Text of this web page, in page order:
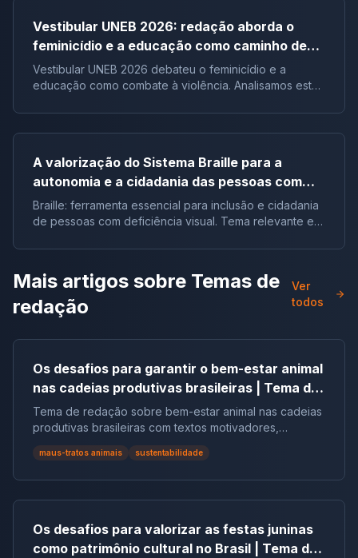
Vestibular UNEB 2026: redação aborda o
feminicídio e a educação como caminho de
combate à violência
Vestibular UNEB 2026 debateu o feminicídio e a
educação como combate à violência. Analisamos este
para futuras pautas sociais.
A valorização do Sistema Braille para a
autonomia e a cidadania das pessoas com
deficiência visual no Brasil |Tema de redação
Braille: ferramenta essencial para inclusão e cidadania
de pessoas com deficiência visual. Tema relevante em
Mais artigos sobre Temas de
redação
Ver
todos
Os desafios para garantir o bem-estar animal
nas cadeias produtivas brasileiras | Tema de
redação
Tema de redação sobre bem-estar animal nas cadeias
produtivas brasileiras com textos motivadores,
repertórios, argumentos e modelos.
maus-tratos animais sustentabilidade
Os desafios para valorizar as festas juninas
como patrimônio cultural no Brasil | Tema de